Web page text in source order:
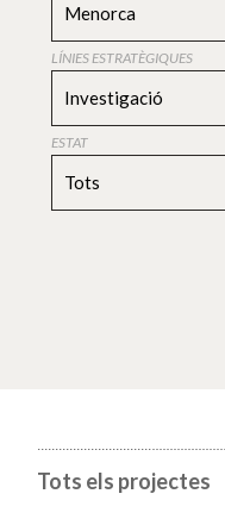
Menorca
LÍNIES ESTRATÈGIQUES
Investigació
ESTAT
Tots
Tots els projectes